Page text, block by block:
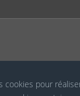
cookies pour